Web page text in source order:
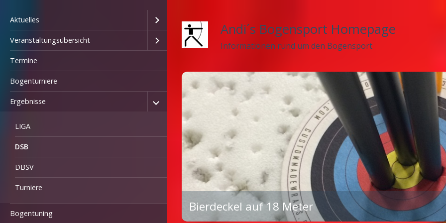
Aktuelles
Veranstaltungsübersicht
Termine
Bogenturniere
Ergebnisse
LIGA
DSB
DBSV
Turniere
Bogentuning
Andi´s Bogensport Homepage
Informationen rund um den Bogensport
Bierdeckel auf 18 Meter